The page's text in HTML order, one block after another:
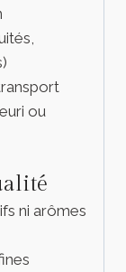
ou
ni arômes